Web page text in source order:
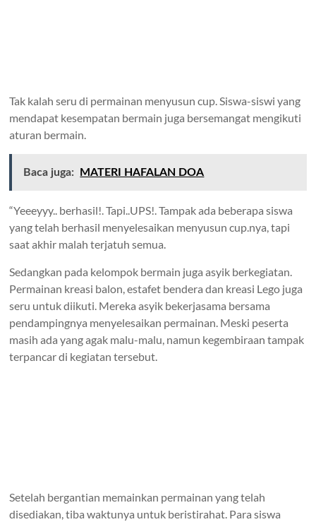
Tak kalah seru di permainan menyusun cup. Siswa-siswi yang
mendapat kesempatan bermain juga bersemangat mengikuti
aturan bermain.
Baca juga: MATERI HAFALAN DOA
“Yeeeyyy.. berhasil!. Tapi..UPS!. Tampak ada beberapa siswa
yang telah berhasil menyelesaikan menyusun cup.nya, tapi
saat akhir malah terjatuh semua.
Sedangkan pada kelompok bermain juga asyik berkegiatan.
Permainan kreasi balon, estafet bendera dan kreasi Lego juga
seru untuk diikuti. Mereka asyik bekerjasama bersama
pendampingnya menyelesaikan permainan. Meski peserta
masih ada yang agak malu-malu, namun kegembiraan tampak
terpancar di kegiatan tersebut.
Setelah bergantian memainkan permainan yang telah
disediakan, tiba waktunya untuk beristirahat. Para siswa